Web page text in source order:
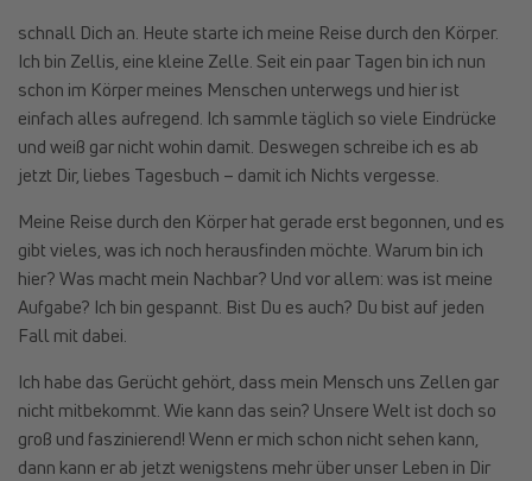
schnall Dich an. Heute starte ich meine Reise durch den Körper.
Ich bin Zellis, eine kleine Zelle. Seit ein paar Tagen bin ich nun
schon im Körper meines Menschen unterwegs und hier ist
einfach alles aufregend. Ich sammle täglich so viele Eindrücke
und weiß gar nicht wohin damit. Deswegen schreibe ich es ab
jetzt Dir, liebes Tagesbuch – damit ich Nichts vergesse.
Meine Reise durch den Körper hat gerade erst begonnen, und es
gibt vieles, was ich noch herausfinden möchte. Warum bin ich
hier? Was macht mein Nachbar? Und vor allem: was ist meine
Aufgabe? Ich bin gespannt. Bist Du es auch? Du bist auf jeden
Fall mit dabei.
Ich habe das Gerücht gehört, dass mein Mensch uns Zellen gar
nicht mitbekommt. Wie kann das sein? Unsere Welt ist doch so
groß und faszinierend! Wenn er mich schon nicht sehen kann,
dann kann er ab jetzt wenigstens mehr über unser Leben in Dir